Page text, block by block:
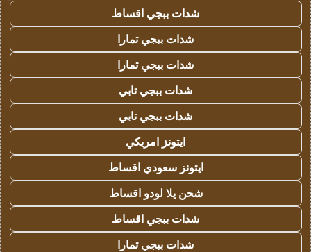
شدات ببجي اقساط
شدات ببجي تمارا
شدات ببجي تمارا
شدات ببجي تابي
شدات ببجي تابي
ايتونز امريكي
ايتونز سعودي اقساط
شحن يلا لودو اقساط
شدات ببجي اقساط
شدات ببجي تمارا